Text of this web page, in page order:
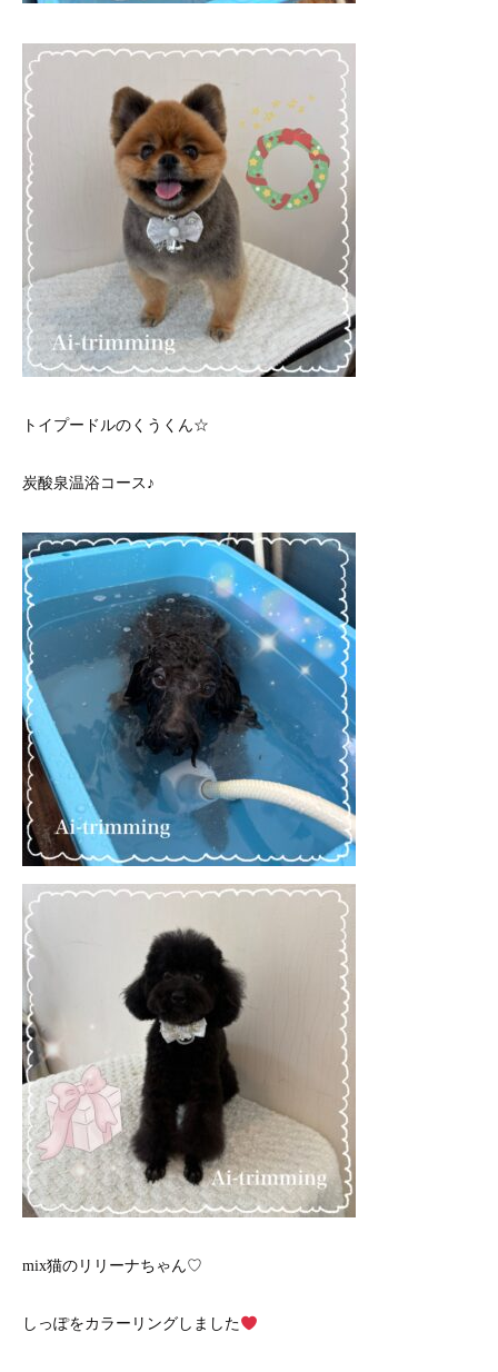
トイプードルのくうくん☆
炭酸泉温浴コース♪
mix猫のリリーナちゃん♡
しっぽをカラーリングしました